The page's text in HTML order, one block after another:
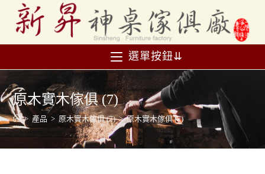
選單按鈕⇊
原木實木傢俱 (7)
> 產品 > 原木實木傢俱 (7) > 原木實木傢俱 (7)